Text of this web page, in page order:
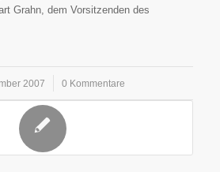
Grahn, dem Vorsitzenden des
2007
/ 0 Kommentare